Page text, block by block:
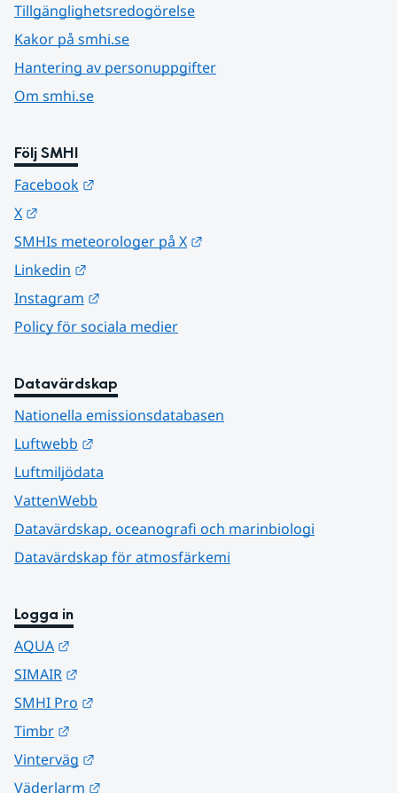
Tillgänglighetsredogörelse
Kakor på smhi.se
Hantering av personuppgifter
Om smhi.se
Följ SMHI
Facebook
X
SMHIs meteorologer på X
Linkedin
Instagram
Policy för sociala medier
Datavärdskap
Nationella emissionsdatabasen
Luftwebb
Luftmiljödata
VattenWebb
Datavärdskap, oceanografi och marinbiologi
Datavärdskap för atmosfärkemi
Logga in
AQUA
SIMAIR
SMHI Pro
Timbr
Vinterväg
Väderlarm